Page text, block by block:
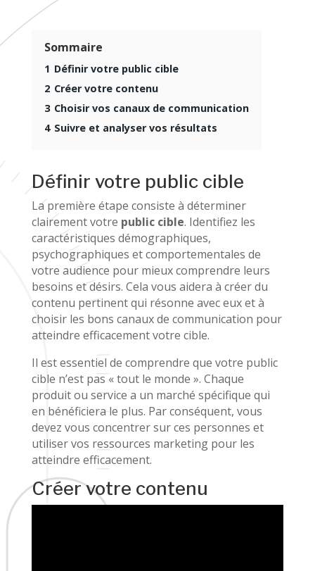
Sommaire
1 Définir votre public cible
2 Créer votre contenu
3 Choisir vos canaux de communication
4 Suivre et analyser vos résultats
Définir votre public cible
La première étape consiste à déterminer
clairement votre public cible. Identifiez les
caractéristiques démographiques,
psychographiques et comportementales de
votre audience pour mieux comprendre leurs
besoins et désirs. Cela vous aidera à créer du
contenu pertinent qui résonne avec eux et à
choisir les bons canaux de communication pour
atteindre efficacement votre cible.
Il est essentiel de comprendre que votre public
cible n’est pas « tout le monde ». Chaque
produit ou service a un marché spécifique qui
en bénéficiera le plus. Par conséquent, vous
devez vous concentrer sur ces personnes et
utiliser vos ressources marketing pour les
atteindre efficacement.
Créer votre contenu